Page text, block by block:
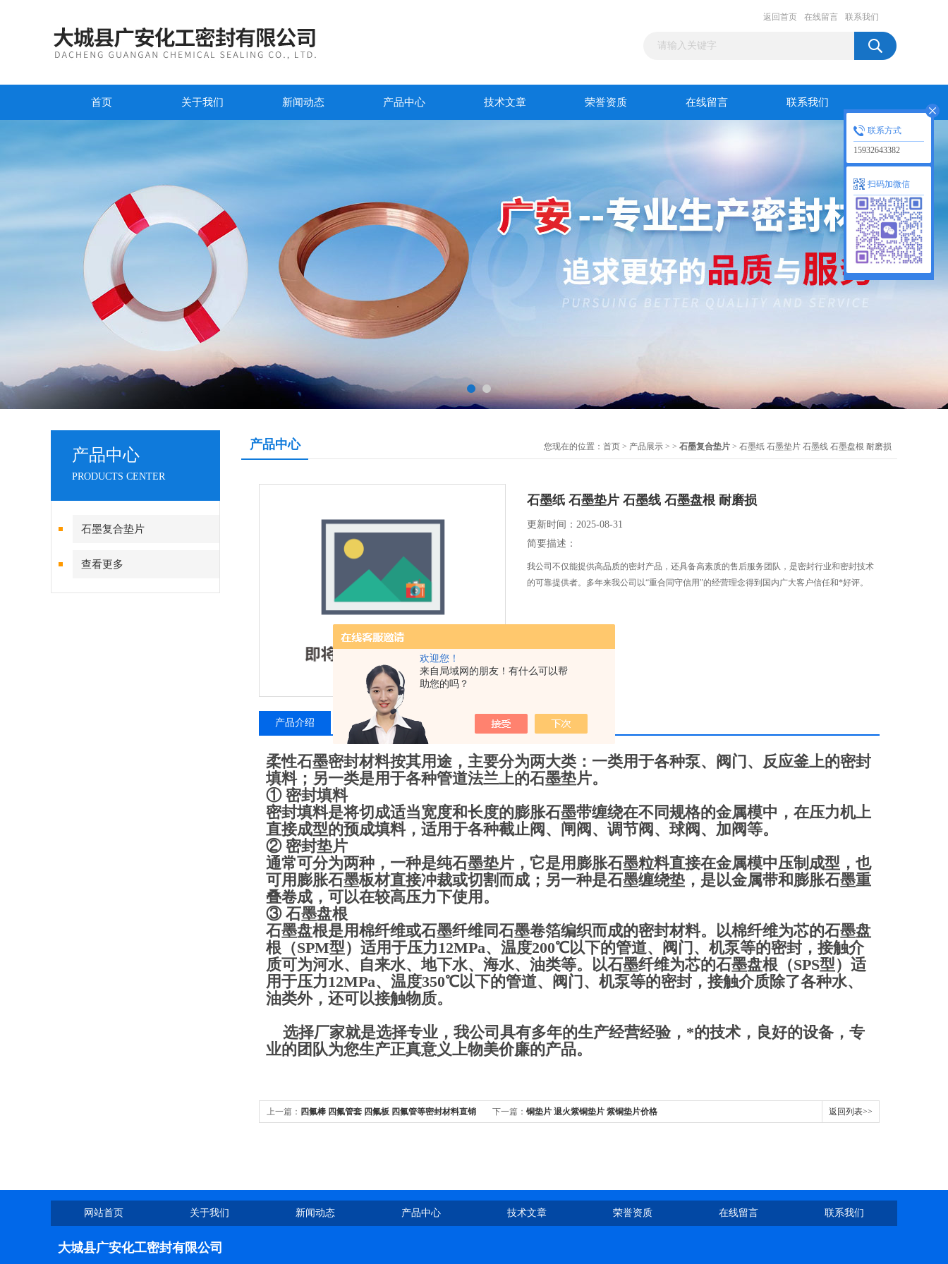
欢迎您！
来自局域网的朋友！有什么可以帮
助您的吗？
返回首页 在线留言 联系我们
首页 关于我们 新闻动态 产品中心 技术文章 荣誉资质 在线留言 联系我们
产品中心
PRODUCTS CENTER
石墨复合垫片
查看更多
产品中心 您现在的位置： 首页 > 产品展示 > > 石墨复合垫片 > 石墨纸 石墨垫片 石墨线 石墨盘根 耐磨损
石墨纸 石墨垫片 石墨线 石墨盘根 耐磨损
更新时间：2025-08-31
简要描述：
我公司不仅能提供高品质的密封产品，还具备高素质的售后服务团队，是密封行业和密封技术
的可靠提供者。多年来我公司以“重合同守信用"的经营理念得到国内广大客户信任和*好评。
产品介绍 相关产品
柔性石墨密封材料按其用途，主要分为两大类：一类用于各种泵、阀门、反应釜上的密封
填料；另一类是用于各种管道法兰上的石墨垫片。
① 密封填料
密封填料是将切成适当宽度和长度的膨胀石墨带缠绕在不同规格的金属模中，在压力机上
直接成型的预成填料，适用于各种截止阀、闸阀、调节阀、球阀、加阀等。
② 密封垫片
通常可分为两种，一种是纯石墨垫片，它是用膨胀石墨粒料直接在金属模中压制成型，也
可用膨胀石墨板材直接冲裁或切割而成；另一种是石墨缠绕垫，是以金属带和膨胀石墨重
叠卷成，可以在较高压力下使用。
③ 石墨盘根
石墨盘根是用棉纤维或石墨纤维同石墨卷箔编织而成的密封材料。以棉纤维为芯的石墨盘
根（SPM型）适用于压力12MPa、温度200℃以下的管道、阀门、机泵等的密封，接触介
质可为河水、自来水、地下水、海水、油类等。以石墨纤维为芯的石墨盘根（SPS型）适
用于压力12MPa、温度350℃以下的管道、阀门、机泵等的密封，接触介质除了各种水、
油类外，还可以接触物质。
选择厂家就是选择专业，我公司具有多年的生产经营经验，*的技术，良好的设备，专
业的团队为您生产正真意义上物美价廉的产品。
上一篇： 四氟棒 四氟管套 四氟板 四氟管等密封材料直销 下一篇： 铜垫片 退火紫铜垫片 紫铜垫片价格 返回列表>>
网站首页 关于我们 新闻动态 产品中心 技术文章 荣誉资质 在线留言 联系我们
大城县广安化工密封有限公司
联系方式
15932643382
扫码加微信